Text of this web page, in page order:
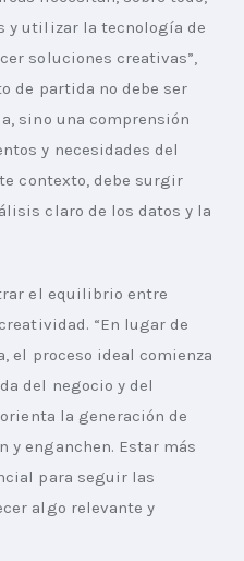
y utilizar la tecnología de
soluciones creativas”,
de partida no debe ser
sino una comprensión
y necesidades del
contexto, debe surgir
claro de los datos y la
el equilibrio entre
“En lugar de
el proceso ideal comienza
del negocio y del
la generación de
y enganchen. Estar más
para seguir las
algo relevante y